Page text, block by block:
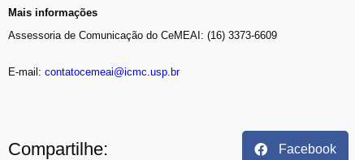
Mais informações
Assessoria de Comunicação do CeMEAI: (16) 3373-6609
E-mail: contatocemeai@icmc.usp.br
Compartilhe: Facebook